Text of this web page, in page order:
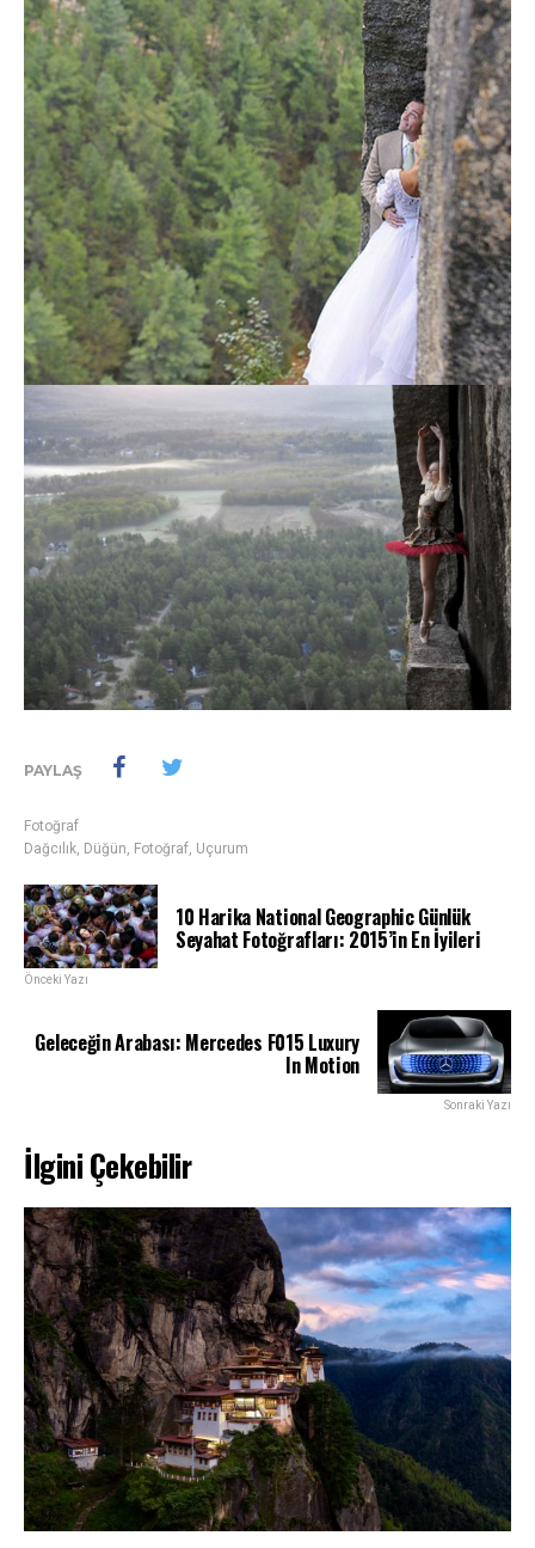
PAYLAŞ
Fotoğraf
Dağcılık Düğün Fotoğraf Uçurum
10 Harika National Geographic Günlük
Seyahat Fotoğrafları: 2015’in En İyileri
Önceki Yazı
Geleceğin Arabası: Mercedes F015 Luxury
In Motion
Sonraki Yazı
İlgini Çekebilir